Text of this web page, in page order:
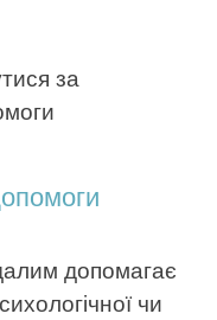
за
допомагає
чи